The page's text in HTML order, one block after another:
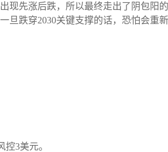
现先涨后跌，所以最终走出了阴包
旦跌穿2030关键支撑的话，恐怕会
控3美元。